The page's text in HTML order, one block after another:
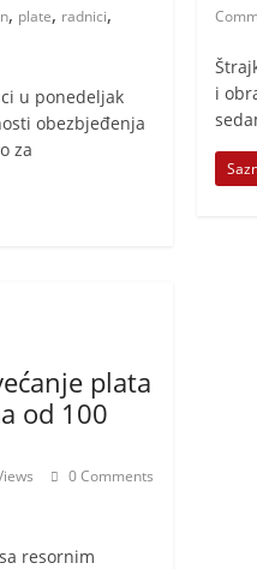
, plate, radnici,
u ponedeljak
obezbjeđenja
za
i
plata
od 100
0 Comments
resornim